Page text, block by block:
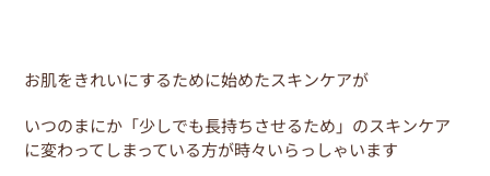
お肌をきれいにするために始めたスキンケアが
いつのまにか「少しでも長持ちさせるため」のスキンケア
に変わってしまっている方が時々いらっしゃいます